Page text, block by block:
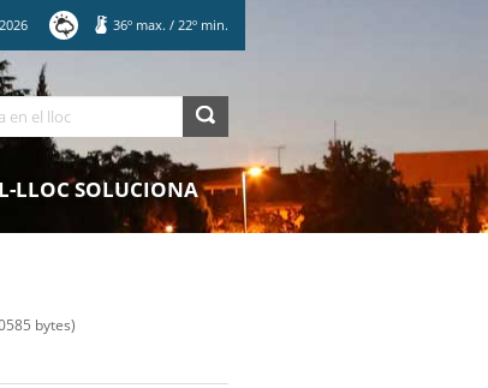
2026 36º max. / 22º min.
LLOC SOLUCIONA
bytes)